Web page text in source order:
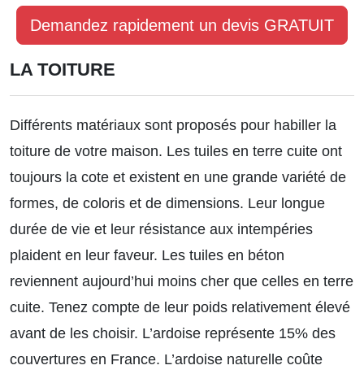
Demandez rapidement un devis GRATUIT
LA TOITURE
Différents matériaux sont proposés pour habiller la
toiture de votre maison. Les tuiles en terre cuite ont
toujours la cote et existent en une grande variété de
formes, de coloris et de dimensions. Leur longue
durée de vie et leur résistance aux intempéries
plaident en leur faveur. Les tuiles en béton
reviennent aujourd’hui moins cher que celles en terre
cuite. Tenez compte de leur poids relativement élevé
avant de les choisir. L’ardoise représente 15% des
couvertures en France. L’ardoise naturelle coûte